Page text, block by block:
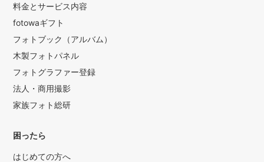
料金とサービス内容
fotowaギフト
フォトブック（アルバム）
木製フォトパネル
フォトグラファー登録
法人・商用撮影
家族フォト総研
困ったら
はじめての方へ